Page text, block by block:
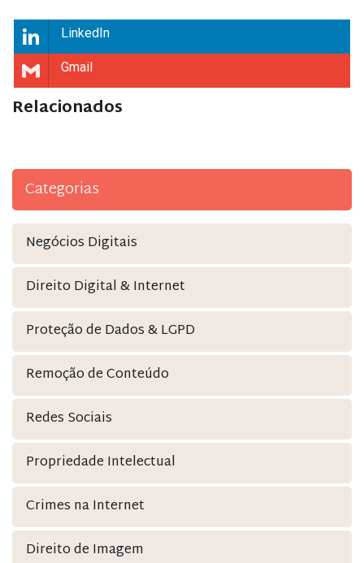
LinkedIn
Gmail
Relacionados
Categorias
Negócios Digitais
Direito Digital & Internet
Proteção de Dados & LGPD
Remoção de Conteúdo
Redes Sociais
Propriedade Intelectual
Crimes na Internet
Direito de Imagem